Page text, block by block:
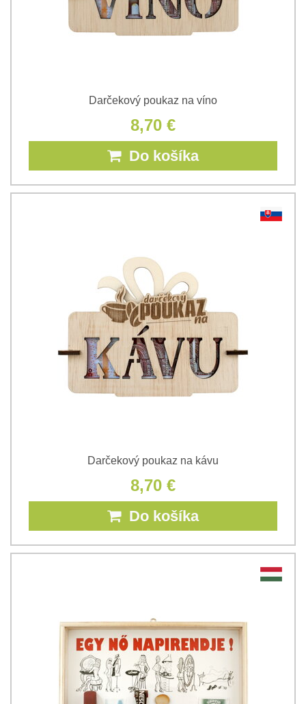
Darčekový poukaz na víno
8,70 €
Do košíka
Darčekový poukaz na kávu
8,70 €
Do košíka